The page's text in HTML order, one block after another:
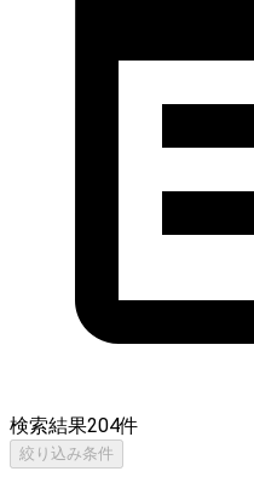
検索結果204件
絞り込み条件